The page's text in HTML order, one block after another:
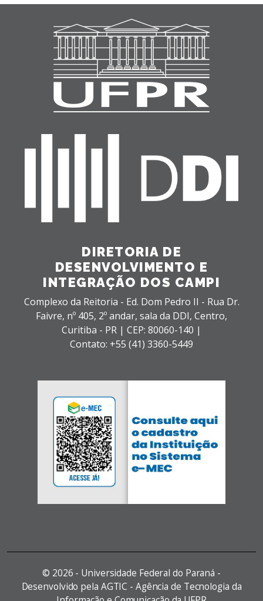
DIRETORIA DE
DESENVOLVIMENTO E
INTEGRAÇÃO DOS CAMPI
Complexo da Reitoria - Ed. Dom Pedro II - Rua Dr.
Faivre, nº 405, 2º andar, sala da DDI, Centro,
Curitiba - PR | CEP: 80060-140 |
Contato: +55 (41) 3360-5449
© 2026 - Universidade Federal do Paraná -
Desenvolvido pela AGTIC - Agência de Tecnologia da